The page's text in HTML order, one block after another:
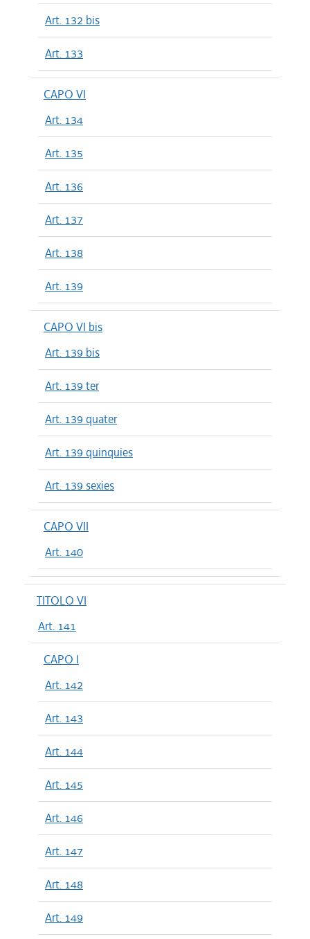
Art. 132 bis
Art. 133
CAPO VI
Art. 134
Art. 135
Art. 136
Art. 137
Art. 138
Art. 139
CAPO VI bis
Art. 139 bis
Art. 139 ter
Art. 139 quater
Art. 139 quinquies
Art. 139 sexies
CAPO VII
Art. 140
TITOLO VI
Art. 141
CAPO I
Art. 142
Art. 143
Art. 144
Art. 145
Art. 146
Art. 147
Art. 148
Art. 149